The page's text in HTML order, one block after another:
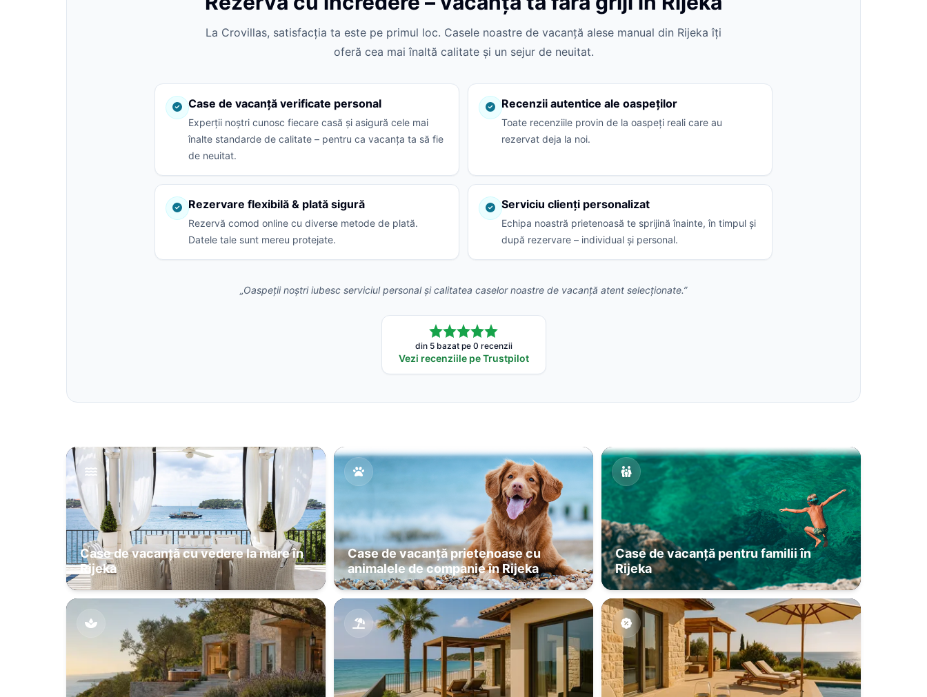
La Crovillas, satisfacția ta este pe primul loc. Casele noastre de vacanță alese manual din Rijeka îți
oferă cea mai înaltă calitate și un sejur de neuitat.
Case de vacanță verificate personal
Experții noștri cunosc fiecare casă și asigură cele mai
înalte standarde de calitate – pentru ca vacanța ta să fie
de neuitat.
Recenzii autentice ale oaspeților
Toate recenziile provin de la oaspeți reali care au
rezervat deja la noi.
Rezervare flexibilă & plată sigură
Rezervă comod online cu diverse metode de plată.
Datele tale sunt mereu protejate.
Serviciu clienți personalizat
Echipa noastră prietenoasă te sprijină înainte, în timpul și
după rezervare – individual și personal.
„Oaspeții noștri iubesc serviciul personal și calitatea caselor noastre de vacanță atent selecționate.”
din 5 bazat pe 0 recenzii
Vezi recenziile pe Trustpilot
Case de vacanță cu vedere la mare în
Rijeka
Case de vacanță prietenoase cu
animalele de companie în Rijeka
Case de vacanță pentru familii în
Rijeka